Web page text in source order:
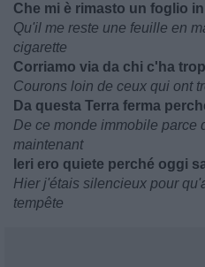
Che mi è rimasto un foglio
Qu'il me reste une feuille en
cigarette
Corriamo via da chi c'ha
Courons loin de ceux qui ont
Da questa Terra ferma
De ce monde immobile parce
maintenant
Ieri ero quiete perché oggi
Hier j'étais silencieux pour
tempête